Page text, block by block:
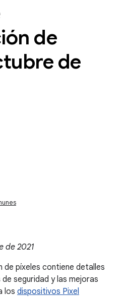
de
de
de 2021
de píxeles contiene detalles
seguridad y las mejoras
los dispositivos Pixel